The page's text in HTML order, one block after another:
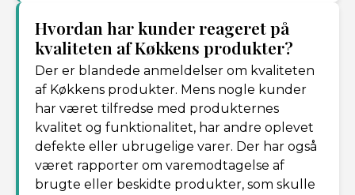
Hvordan har kunder reageret på
kvaliteten af Køkkens produkter?
Der er blandede anmeldelser om kvaliteten
af Køkkens produkter. Mens nogle kunder
har været tilfredse med produkternes
kvalitet og funktionalitet, har andre oplevet
defekte eller ubrugelige varer. Der har også
været rapporter om varemodtagelse af
brugte eller beskidte produkter, som skulle